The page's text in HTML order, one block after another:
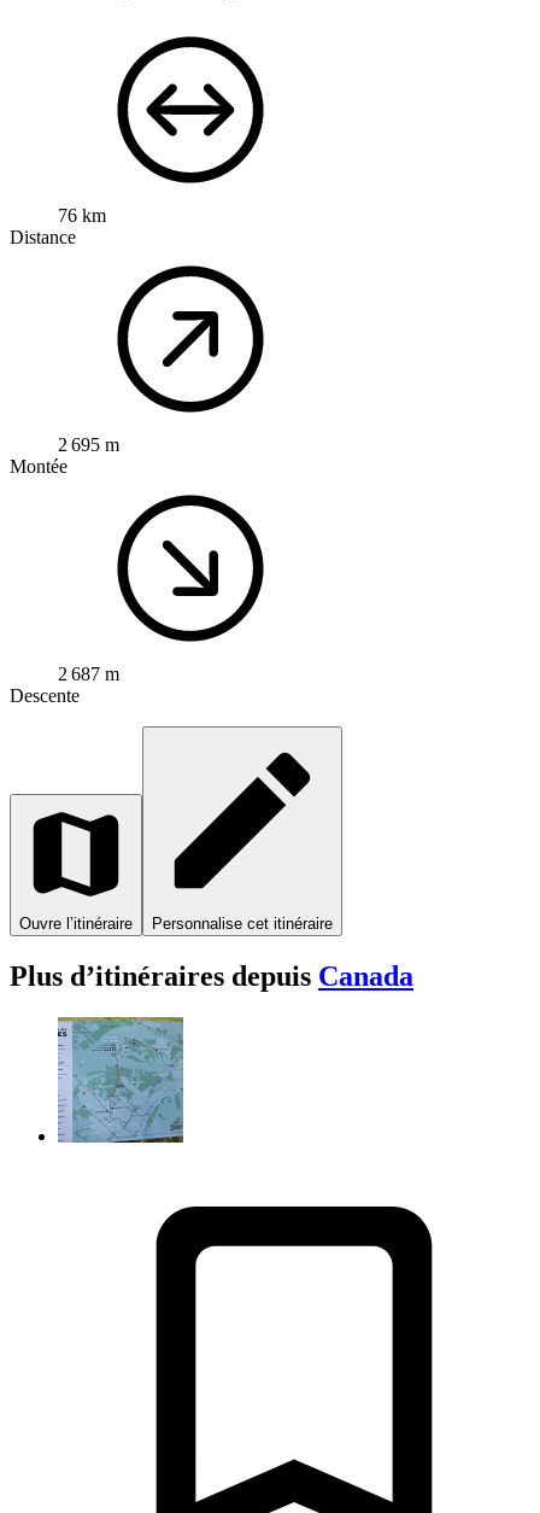
76 km
Distance
2 695 m
Montée
2 687 m
Descente
Ouvre l’itinéraire Personnalise cet itinéraire
Plus d’itinéraires depuis Canada